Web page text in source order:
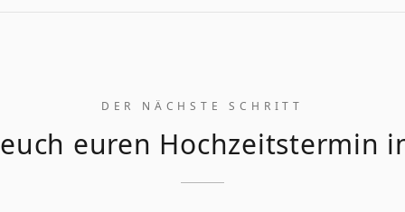
DER NÄCHSTE SCHRITT
euren Hochzeitstermin